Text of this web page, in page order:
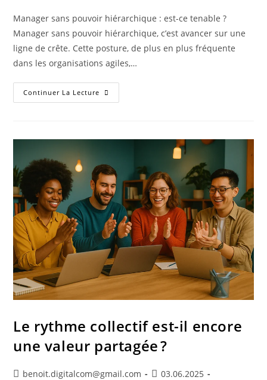
Manager sans pouvoir hiérarchique : est-ce tenable ?
Manager sans pouvoir hiérarchique, c’est avancer sur une
ligne de crête. Cette posture, de plus en plus fréquente
dans les organisations agiles,…
Continuer La Lecture
Le rythme collectif est-il encore
une valeur partagée ?
benoit.digitalcom@gmail.com
03.06.2025